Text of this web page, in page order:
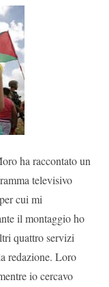
ha raccontato un
televisivo
cui mi
il montaggio ho
quattro servizi
redazione. Loro
io cercavo